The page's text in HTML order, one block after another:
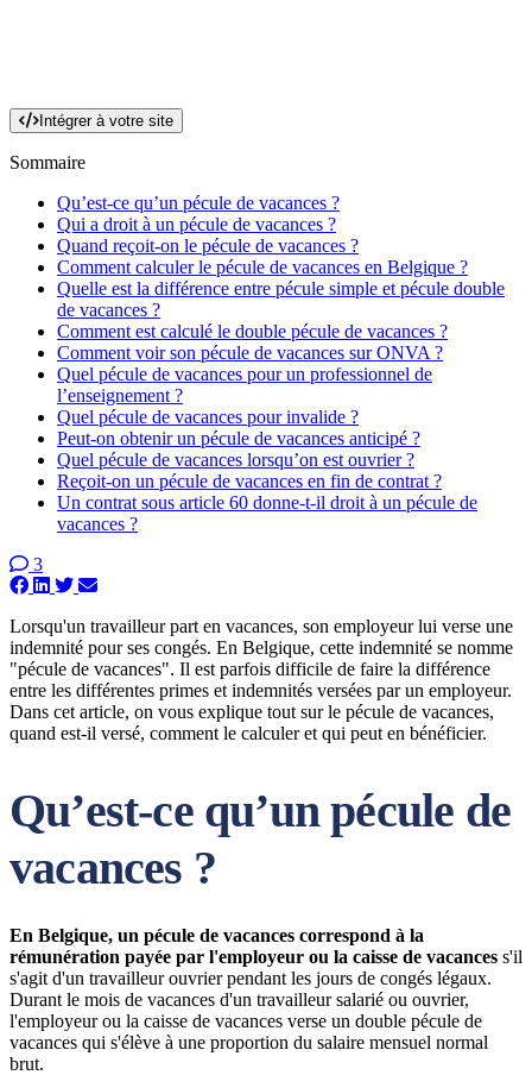
Intégrer à votre site
Sommaire
Qu’est-ce qu’un pécule de vacances ?
Qui a droit à un pécule de vacances ?
Quand reçoit-on le pécule de vacances ?
Comment calculer le pécule de vacances en Belgique ?
Quelle est la différence entre pécule simple et pécule double
de vacances ?
Comment est calculé le double pécule de vacances ?
Comment voir son pécule de vacances sur ONVA ?
Quel pécule de vacances pour un professionnel de
l’enseignement ?
Quel pécule de vacances pour invalide ?
Peut-on obtenir un pécule de vacances anticipé ?
Quel pécule de vacances lorsqu’on est ouvrier ?
Reçoit-on un pécule de vacances en fin de contrat ?
Un contrat sous article 60 donne-t-il droit à un pécule de
vacances ?
3
Lorsqu'un travailleur part en vacances, son employeur lui verse une
indemnité pour ses congés. En Belgique, cette indemnité se nomme
"pécule de vacances". Il est parfois difficile de faire la différence
entre les différentes primes et indemnités versées par un employeur.
Dans cet article, on vous explique tout sur le pécule de vacances,
quand est-il versé, comment le calculer et qui peut en bénéficier.
Qu’est-ce qu’un pécule de
vacances ?
En Belgique, un pécule de vacances correspond à la
rémunération payée par l'employeur ou la caisse de vacances s'il
s'agit d'un travailleur ouvrier pendant les jours de congés légaux.
Durant le mois de vacances d'un travailleur salarié ou ouvrier,
l'employeur ou la caisse de vacances verse un double pécule de
vacances qui s'élève à une proportion du salaire mensuel normal
brut.